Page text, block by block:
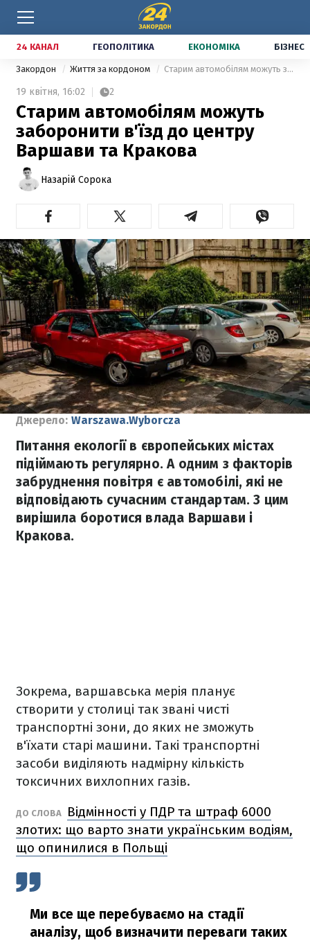
24 КАНАЛ ГЕОПОЛІТИКА ЕКОНОМІКА БІЗНЕС
Закордон Життя за кордоном Старим автомобілям можуть заборонити в'їзд до центру Варшави та Кракова
19 квітня, 16:02 2
Старим автомобілям можуть
заборонити в'їзд до центру
Варшави та Кракова
Назарій Сорока
Джерело: Warszawa.Wyborcza
Питання екології в європейських містах
підіймають регулярно. А одним з факторів
забруднення повітря є автомобілі, які не
відповідають сучасним стандартам. З цим
вирішила боротися влада Варшави і
Кракова.
Зокрема, варшавська мерія планує
створити у столиці так звані чисті
транспортні зони, до яких не зможуть
в'їхати старі машини. Такі транспортні
засоби виділяють надмірну кількість
токсичних вихлопних газів.
ДО СЛОВА
Відмінності у ПДР та штраф 6000
злотих: що варто знати українським водіям,
що опинилися в Польщі
Ми все ще перебуваємо на стадії
аналізу, щоб визначити переваги таких